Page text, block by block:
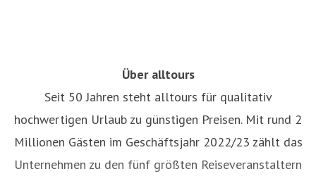
Über alltours
Seit 50 Jahren steht alltours für qualitativ
hochwertigen Urlaub zu günstigen Preisen. Mit rund 2
Millionen Gästen im Geschäftsjahr 2022/23 zählt das
Unternehmen zu den fünf größten Reiseveranstaltern